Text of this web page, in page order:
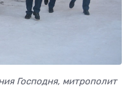
Господня, митрополит